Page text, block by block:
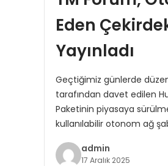
Eden
Yayınladı
Geçtiğimiz günlerde
tarafından davet edilen
Paketinin piyasaya
kullanılabilir otonom ağ
admin
17 Aralık 2025